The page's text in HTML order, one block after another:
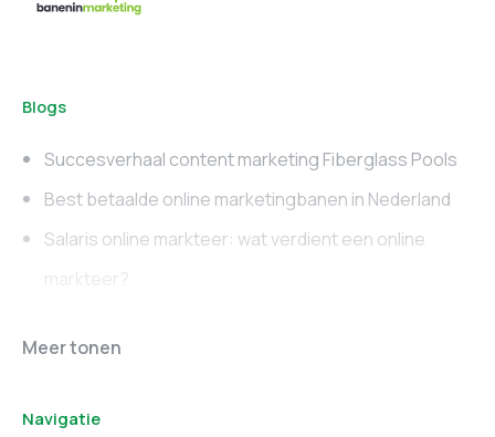
Blogs
Succesverhaal content marketing Fiberglass Pools
Best betaalde online marketingbanen in Nederland
Salaris online markteer: wat verdient een online
markteer?
Online marketing
Marketing vacatures
Meer tonen
Navigatie